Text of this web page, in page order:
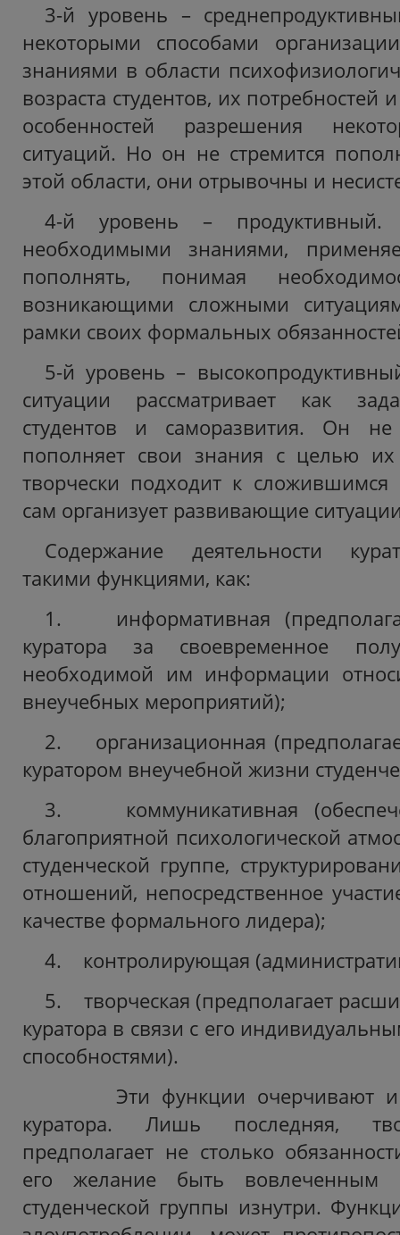
3-й уровень –
некоторыми способами
знаниями в области
возраста студентов, их потребностей
особенностей разрешения
ситуаций. Но он не стремится
этой области, они отрывочны и
4-й уровень – продуктивный.
необходимыми знаниями,
пополнять, понимая
возникающими сложными
рамки своих формальных
5-й уровень –
ситуации рассматривает как
студентов и саморазвития. Он не
пополняет свои знания с целью
творчески подходит к сложившимся
сам организует развивающие
Содержание деятельности
такими функциями, как:
1. информативная
куратора за своевременное
необходимой им информации
внеучебных мероприятий);
2. организационная
куратором внеучебной жизни
3. коммуникативная
благоприятной психологической
студенческой группе,
отношений, непосредственное
качестве формального лидера);
4. контролирующая
5. творческая (предполагает
куратора в связи с его
способностями).
Эти функции очерчивают и
куратора. Лишь последняя,
предполагает не столько
его желание быть
студенческой группы изнутри.